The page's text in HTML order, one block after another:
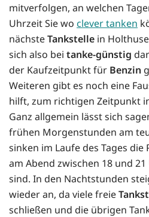
mitverfolgen, an welchen
Uhrzeit Sie wo clever tanken
nächsteTankstelle in
sich also bei tanke-günstig
der Kaufzeitpunkt für Benzin
Weiteren gibt es noch eine
hilft, zum richtigen Zeitpunkt
Ganz allgemein lässt sich
frühen Morgenstunden am
sinken im Laufe des Tages die
am Abend zwischen 18 und
sind. In den Nachtstunden
wieder an, da viele freie
schließen und die übrigen